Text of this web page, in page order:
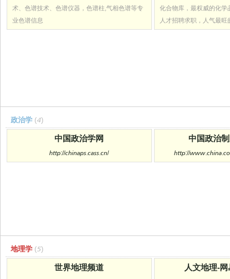
术、色谱技术、色谱仪器，色谱柱,气相色谱等专
业色谱信息
化合物库，最权威的化学
人才招聘求职，人气最
政治学 (4)
中国政治学网
http://chinaps.cass.cn/
中国政治
http://
地理学 (5)
世界地理频道 人文地理-